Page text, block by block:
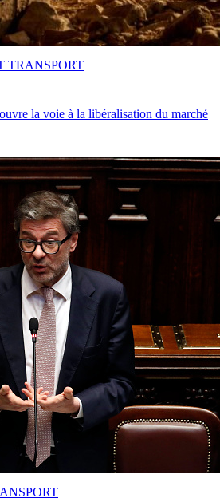
la voie à la libéralisation du marché
TRANSPORT